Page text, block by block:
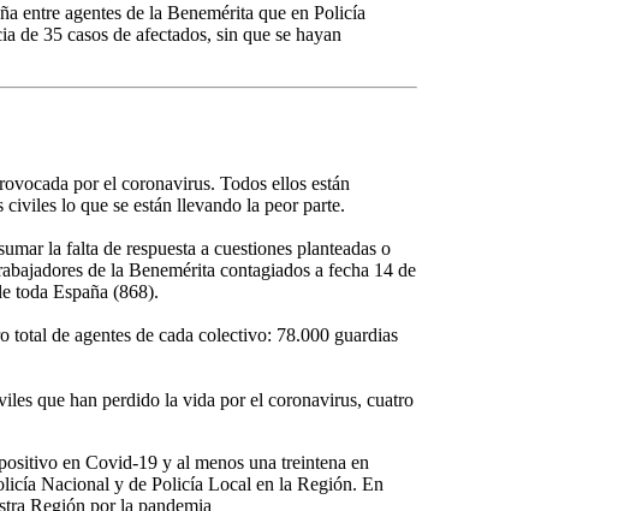
entre agentes de la Benemérita que en Policía
35 casos de afectados, sin que se hayan
por el coronavirus. Todos ellos están
lo que se están llevando la peor parte.
la falta de respuesta a cuestiones planteadas o
de la Benemérita contagiados a fecha 14 de
toda España (868).
total de agentes de cada colectivo: 78.000 guardias
que han perdido la vida por el coronavirus, cuatro
en Covid-19 y al menos una treintena en
Nacional y de Policía Local en la Región. En
Región por la pandemia